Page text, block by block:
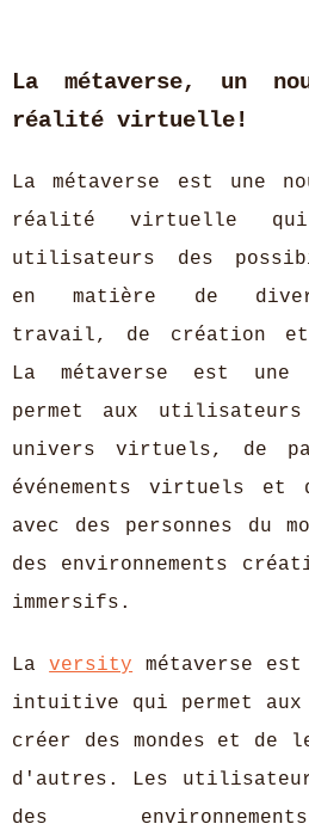
La métaverse, un
réalité virtuelle!
La métaverse est une
réalité virtuelle
utilisateurs des
en matière de
travail, de création et
La métaverse est une
permet aux
univers virtuels, de
événements virtuels et
avec des personnes du
des environnements
immersifs.
Laversity métaverse
intuitive qui permet
créer des mondes et de
d'autres. Les
des